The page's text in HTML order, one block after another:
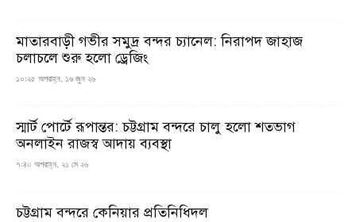
মাতারবাড়ী গভীর সমুদ্র বন্দর চ্যানেল: নিরাপদ জাহাজ
চলাচলে শুরু হলো ড্রেজিং
১০:২৫ অপরাহ্ন, ১৬ জুন ২৬
স্মার্ট পোর্টে রূপান্তর: চট্টগ্রাম বন্দরে চালু হলো শতভাগ
অনলাইন রাজস্ব আদায় ব্যবস্থা
৭:৪০ অপরাহ্ন, ২১ মে ২৬
চট্টগ্রাম বন্দরে কেনিয়ার প্রতিনিধিদল